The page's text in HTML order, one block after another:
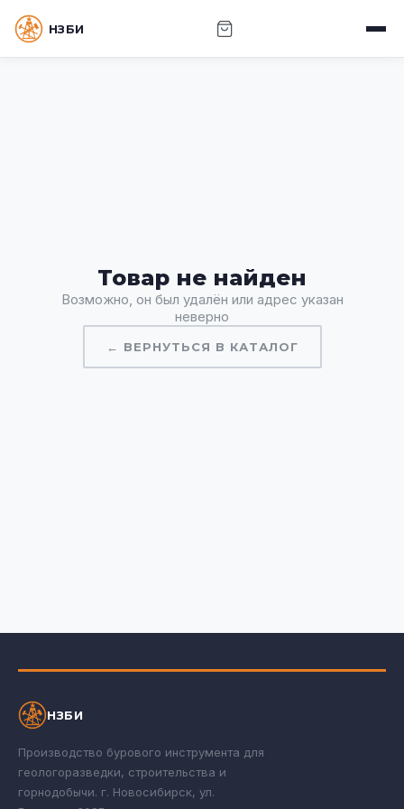
Товар не найден
Возможно, он был удалён или адрес указан
неверно
← ВЕРНУТЬСЯ В КАТАЛОГ
НЗБИ
Производство бурового инструмента для
геологоразведки, строительства и
горнодобычи. г. Новосибирск, ул.